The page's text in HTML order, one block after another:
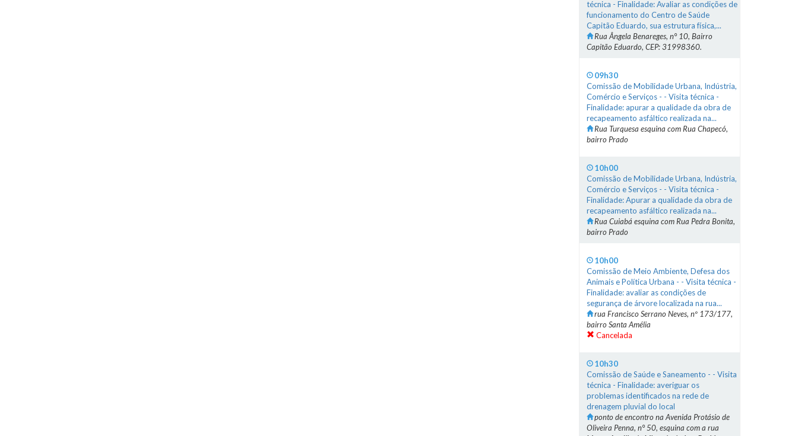
técnica - Finalidade: Avaliar as condições de
funcionamento do Centro de Saúde
Capitão Eduardo, sua estrutura física,...
Rua Ângela Benareges, n° 10, Bairro
Capitão Eduardo, CEP: 31998360.
09h30
Comissão de Mobilidade Urbana, Indústria,
Comércio e Serviços - - Visita técnica -
Finalidade: apurar a qualidade da obra de
recapeamento asfáltico realizada na...
Rua Turquesa esquina com Rua Chapecó,
bairro Prado
10h00
Comissão de Mobilidade Urbana, Indústria,
Comércio e Serviços - - Visita técnica -
Finalidade: Apurar a qualidade da obra de
recapeamento asfáltico realizada na...
Rua Cuiabá esquina com Rua Pedra Bonita,
bairro Prado
10h00
Comissão de Meio Ambiente, Defesa dos
Animais e Política Urbana - - Visita técnica -
Finalidade: avaliar as condições de
segurança de árvore localizada na rua...
rua Francisco Serrano Neves, nº 173/177,
bairro Santa Amélia
Cancelada
10h30
Comissão de Saúde e Saneamento - - Visita
técnica - Finalidade: averiguar os
problemas identificados na rede de
drenagem pluvial do local
ponto de encontro na Avenida Protásio de
Oliveira Penna, n° 50, esquina com a rua